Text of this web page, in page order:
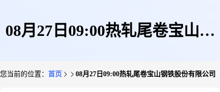
08月27日09:00热轧尾卷宝山钢
您当前的位置： 首页 08月27日09:00热轧尾卷宝山钢铁股份有限公司